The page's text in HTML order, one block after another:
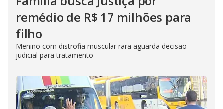
remédio de R$ 17 milhões para
filho
Menino com distrofia muscular rara aguarda decisão
judicial para tratamento